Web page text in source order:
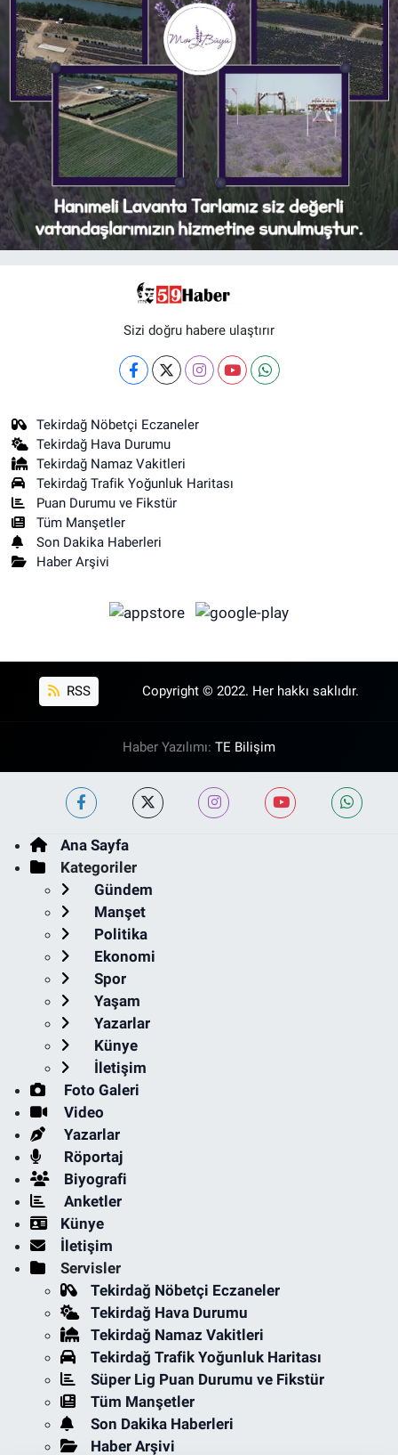
Sizi doğru habere ulaştırır
Tekirdağ Nöbetçi Eczaneler
Tekirdağ Hava Durumu
Tekirdağ Namaz Vakitleri
Tekirdağ Trafik Yoğunluk Haritası
Puan Durumu ve Fikstür
Tüm Manşetler
Son Dakika Haberleri
Haber Arşivi
RSS Copyright © 2022. Her hakkı saklıdır.
Haber Yazılımı: TE Bilişim
Ana Sayfa
Kategoriler
Gündem
Manşet
Politika
Ekonomi
Spor
Yaşam
Yazarlar
Künye
İletişim
Foto Galeri
Video
Yazarlar
Röportaj
Biyografi
Anketler
Künye
İletişim
Servisler
Tekirdağ Nöbetçi Eczaneler
Tekirdağ Hava Durumu
Tekirdağ Namaz Vakitleri
Tekirdağ Trafik Yoğunluk Haritası
Süper Lig Puan Durumu ve Fikstür
Tüm Manşetler
Son Dakika Haberleri
Haber Arşivi